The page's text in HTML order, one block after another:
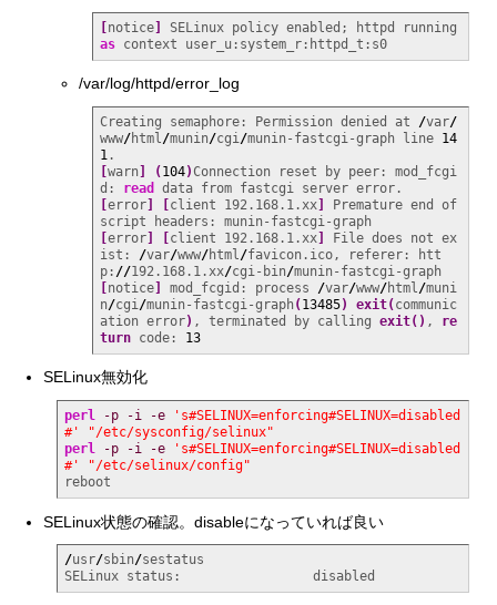
[notice]
as context user_u:system_r:httpd_t:s0
/var/log/httpd/error_log
Creating semaphore: Permission denied at /var/
www/html/munin/cgi/munin-fastcgi-graph line 14
1
warn] ( 104)Connection reset by peer: mod_fcgi
d: read
error] client 192.168.1.xx]
Premature end of
script headers: munin-fastcgi-graph
error] client 192.168.1.xx]
File does not ex
ist: /var/www/html/favicon.ico, referer: htt
p: //192.168.1.xx/cgi-bin/
munin-fastcgi-graph
notice] mod_fcgid: process /var/www/html/muni
n/cgi/munin-fastcgi-graph( 13485) exit( communic
ation error) , terminated by calling exit( ) , re
turn code: 13
SELinux無効化
perl -p -i -e
's#SELINUX=enforcing#SELINUX=disabled
#'
"/etc/sysconfig/selinux"
perl
-p -i -e
's#SELINUX=enforcing#SELINUX=disabled
#'
"/etc/selinux/config"
reboot
SELinux状態の確認。disableになっていれば良い
/usr/sbin/sestatus
SELinux status:                 disabled